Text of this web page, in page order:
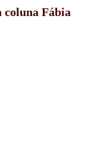
coluna Fábia